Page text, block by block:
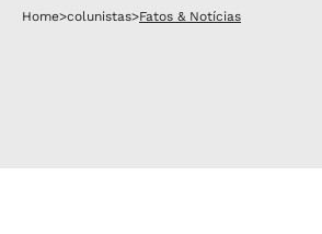
Home>colunistas>Fatos & Notícias